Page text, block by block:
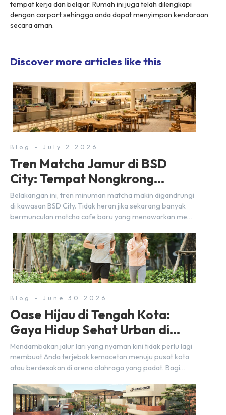
tempat kerja dan belajar. Rumah ini juga telah dilengkapi
dengan carport sehingga anda dapat menyimpan kendaraan
secara aman.
Discover more articles like this
Blog - July 2 2026
Tren Matcha Jamur di BSD
City: Tempat Nongkrong
Estetik Dekat Hunian
Belakangan ini, tren minuman matcha makin digandrungi
di kawasan BSD City. Tidak heran jika sekarang banyak
bermunculan matcha cafe baru yang menawarkan menu
nyaman, baik untuk produktif bekerja (WFC) maupun
sekadar bersantai bersama orang terdekat. Kabar
baiknya, deretan kafe hits ini tersebar di lokasi-lokasi
strategis yang sangat […]
Blog - June 30 2026
Oase Hijau di Tengah Kota:
Gaya Hidup Sehat Urban di
BSD City
Mendambakan jalur lari yang nyaman kini tidak perlu lagi
membuat Anda terjebak kemacetan menuju pusat kota
atau berdesakan di arena olahraga yang padat. Bagi
langsung di lingkungan sekitar yang rindang, estetik, dan
menenangkan. Sebagai kawasan township terpadu, BSD
City terus bertransformasi menjadi area hunian modern